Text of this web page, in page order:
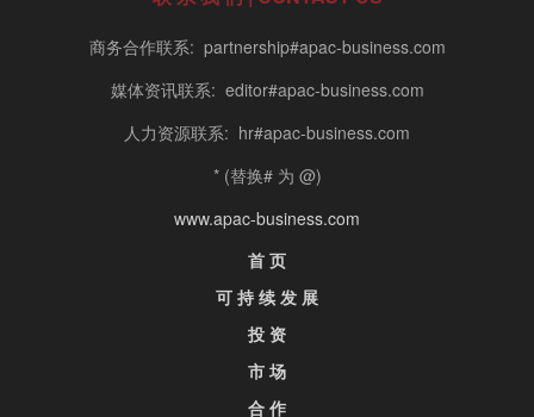
商务合作联系: partnership#apac-business.com
媒体资讯联系: editor#apac-business.com
人力资源联系: hr#apac-business.com
* (替换# 为 @)
www.apac-business.com
首 页
可 持 续 发 展
投 资
市 场
合 作